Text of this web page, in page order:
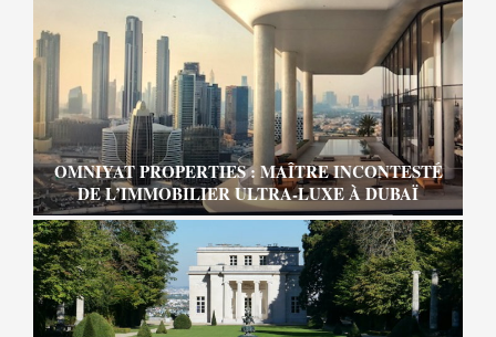
OMNIYAT PROPERTIES : MAÎTRE INCONTESTÉ
DE L’IMMOBILIER ULTRA-LUXE À DUBAÏ